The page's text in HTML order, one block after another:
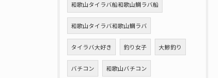
和歌山タイラバ船和歌山鯛ラバ船
和歌山タイラバ和歌山鯛ラバ
タイラバ大好き 釣り女子 大鯵釣り
バチコン 和歌山バチコン